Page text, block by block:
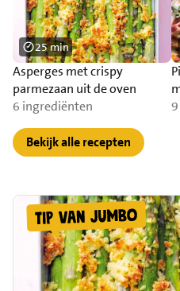
Asperges met crispy
parmezaan uit de oven
6 ingrediënten
25 min
Bekijk alle recepten